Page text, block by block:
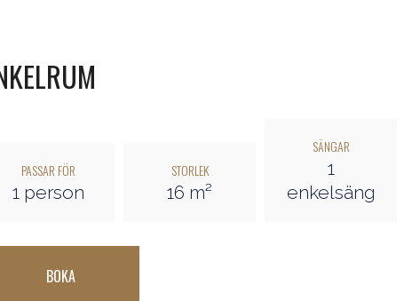
PASSAR FÖR
1 person
STORLEK
16 m²
SÄNGAR
1
enkelsäng
BOKA